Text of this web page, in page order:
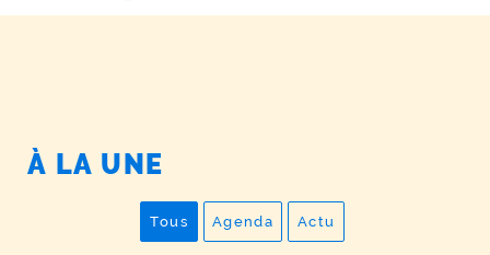
À LA UNE
Tous
Afficher toutes les publications
Agenda
Afficher uniquement les
Actu
Afficher uniquement